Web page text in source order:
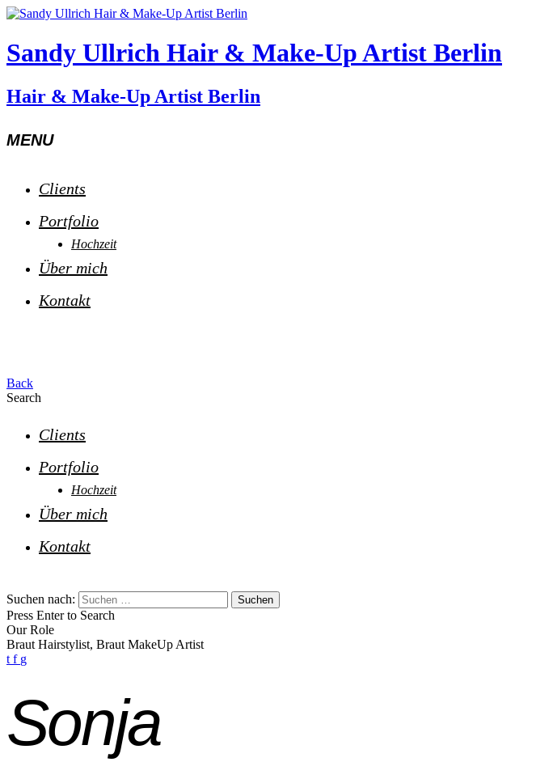
Sandy Ullrich Hair & Make-Up Artist Berlin
Hair & Make-Up Artist Berlin
MENU
Clients
Portfolio
Hochzeit
Über mich
Kontakt
Back
Search
Clients
Portfolio
Hochzeit
Über mich
Kontakt
Suchen nach:
Press Enter to Search
Our Role
Braut Hairstylist, Braut MakeUp Artist
t f g
Sonja